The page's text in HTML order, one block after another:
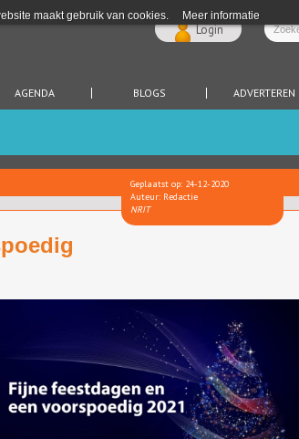
maakt gebruik van cookies. Meer informatie
Login
AGENDA BLOGS ADVERTEREN
Geplaatst op: 24-12-2020
Auteur: Redactie
NRIT